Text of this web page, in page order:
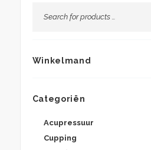
Winkelmand
Categoriën
Acupressuur
Cupping